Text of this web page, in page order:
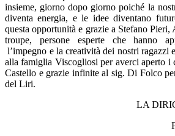
insieme, giorno dopo giorno poiché la
diventa energia, e le idee diventano
questa opportunità e grazie a Stefano Pieri,
troupe, persone esperte che hanno
l’impegno e la creatività dei nostri ragazzi
alla famiglia Viscogliosi per averci aperto i
Castello e grazie infinite al sig. Di Folco
del Liri.
LA